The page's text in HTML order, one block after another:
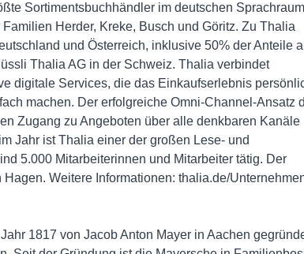
Sortimentsbuchhändler im deutschen
Herder, Kreke, Busch und Göritz. Zu Thalia
und Österreich, inklusive 50% der Anteile
Thalia AG in der Schweiz. Thalia verbindet
digitale Services, die das Einkaufserlebnis
machen. Der erfolgreiche Omni-Channel-Ansatz
Zugang zu Angeboten über alle denkbaren Kanäle
Jahr ist Thalia einer der großen Lese- und
5.000 Mitarbeiterinnen und Mitarbeiter tätig. Der
Weitere Informationen: thalia.de/
1817 von Jacob Anton Mayer in Aachen